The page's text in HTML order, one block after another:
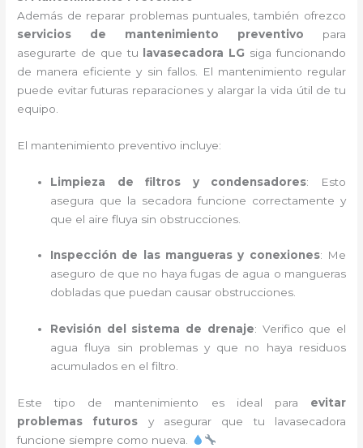
Además de reparar problemas puntuales, también ofrezco
servicios de mantenimiento preventivo para
asegurarte de que tu
lavasecadora LG siga funcionando
de manera eficiente y sin fallos. El mantenimiento regular
puede evitar futuras reparaciones y alargar la vida útil de tu
equipo.
El mantenimiento preventivo incluye:
Limpieza de filtros y condensadores: Esto
asegura que la secadora funcione correctamente y
que el aire fluya sin obstrucciones.
Inspección de las mangueras y conexiones: Me
aseguro de que no haya fugas de agua o mangueras
dobladas que puedan causar obstrucciones.
Revisión del sistema de drenaje: Verifico que el
agua fluya sin problemas y que no haya residuos
acumulados en el filtro.
Este tipo de mantenimiento es ideal para evitar
problemas futuros y asegurar que tu lavasecadora
funcione siempre como nueva.